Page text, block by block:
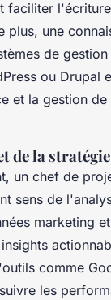
faciliter
plus, une
de
ou Drupal
et la gestion de
de la stratégie
un chef de
sens de
marketing
comme
les